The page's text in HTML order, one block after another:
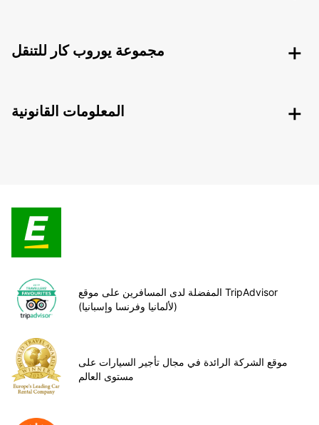
مجموعة يوروب كار للتنقل
المعلومات القانونية
المفضلة لدى المسافرين على موقع TripAdvisor
(لألمانيا وفرنسا وإسبانيا)
موقع الشركة الرائدة في مجال تأجير السيارات على
مستوى العالم